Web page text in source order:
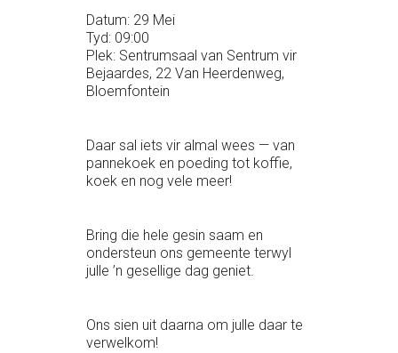
Datum: 29 Mei
Tyd: 09:00
Plek: Sentrumsaal van Sentrum vir
Bejaardes, 22 Van Heerdenweg,
Bloemfontein
Daar sal iets vir almal wees — van
pannekoek en poeding tot koffie,
koek en nog vele meer!
Bring die hele gesin saam en
ondersteun ons gemeente terwyl
julle ’n gesellige dag geniet.
Ons sien uit daarna om julle daar te
verwelkom!